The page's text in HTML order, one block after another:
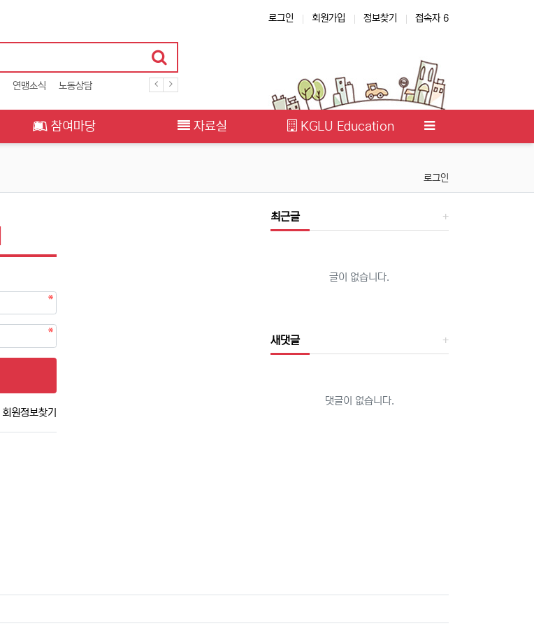
로그인 회원가입 정보찾기 접속자 6
연맹소식 노동상담
참여마당 자료실 KGLU Education
로그인
회원정보찾기
최근글
글이 없습니다.
새댓글
댓글이 없습니다.